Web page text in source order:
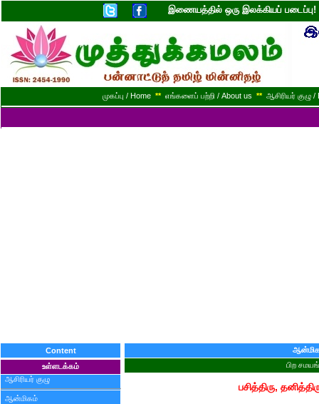
இணையத்தில் ஒரு இலக்கியப்
முகப்பு / Home ** எங்களைப் பற்றி / About us ** ஆசிரியர் குழு
Content
உள்ளடக்கம்
ஆசிரியர் குழு
ஆன்மிகம்
பிற
பசித்திரு,